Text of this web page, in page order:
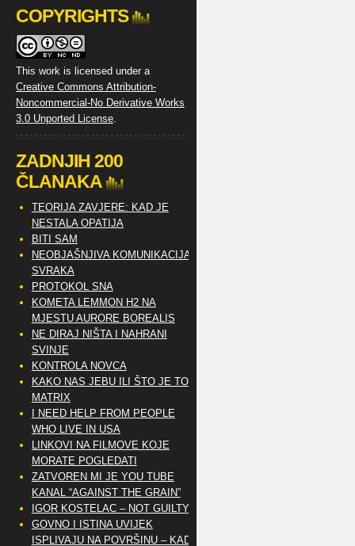
COPYRIGHTS
This work is licensed under a
Creative Commons Attribution-
Noncommercial-No Derivative Works
3.0 Unported License.
ZADNJIH 200
ČLANAKA
TEORIJA ZAVJERE: KAD JE
NESTALA OPATIJA
BITI SAM
NEOBJAŠNJIVA KOMUNIKACIJA
SVRAKA
PROTOKOL SNA
KOMETA LEMMON H2 NA
MJESTU AURORE BOREALIS
NE DIRAJ NIŠTA I NAHRANI
SVINJE
KONTROLA NOVCA
KAKO NAS JEBU ILI ŠTO JE TO
MATRIX
I NEED HELP FROM PEOPLE
WHO LIVE IN USA
LINKOVI NA FILMOVE KOJE
MORATE POGLEDATI
ZATVOREN MI JE YOU TUBE
KANAL “AGAINST THE GRAIN”
IGOR KOSTELAC – NOT GUILTY
GOVNO I ISTINA UVIJEK
ISPLIVAJU NA POVRŠINU – KAD